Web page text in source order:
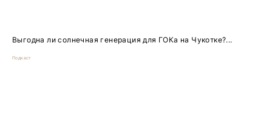
Выгодна ли солнечная генерация для ГОКа на Чукотке?...
Подкаст